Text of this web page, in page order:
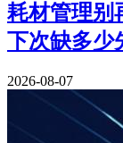
耗材管理别
下次缺多少
2026-08-07